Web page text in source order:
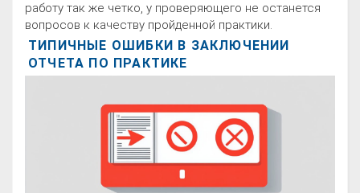
работу так же четко, у проверяющего не останется
вопросов к качеству пройденной практики.
ТИПИЧНЫЕ ОШИБКИ В ЗАКЛЮЧЕНИИ
ОТЧЕТА ПО ПРАКТИКЕ